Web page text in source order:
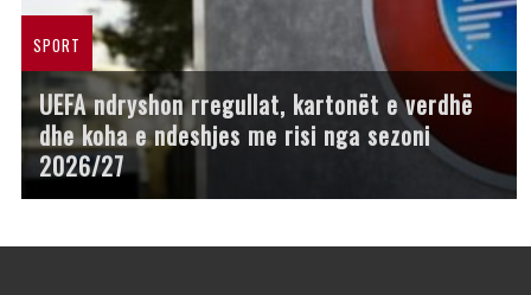
SPORT
UEFA ndryshon rregullat, kartonët e verdhë
dhe koha e ndeshjes me risi nga sezoni
2026/27